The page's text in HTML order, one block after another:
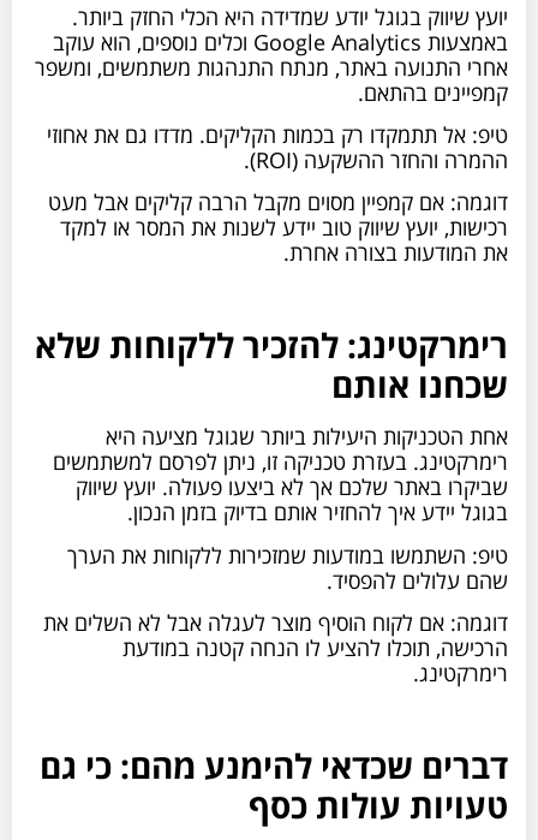
יועץ שיווק בגוגל יודע שמדידה היא הכלי החזק ביותר.
באמצעות Google Analytics וכלים נוספים, הוא עוקב
אחרי התנועה באתר, מנתח התנהגות משתמשים, ומשפר
קמפיינים בהתאם.
טיפ: אל תתמקדו רק בכמות הקליקים. מדדו גם את אחוזי
ההמרה והחזר ההשקעה (ROI).
דוגמה: אם קמפיין מסוים מקבל הרבה קליקים אבל מעט
רכישות, יועץ שיווק טוב יידע לשנות את המסר או למקד
את המודעות בצורה אחרת.
רימרקטינג: להזכיר ללקוחות שלא
שכחנו אותם
אחת הטכניקות היעילות ביותר שגוגל מציעה היא
רימרקטינג. בעזרת טכניקה זו, ניתן לפרסם למשתמשים
שביקרו באתר שלכם אך לא ביצעו פעולה. יועץ שיווק
בגוגל יידע איך להחזיר אותם בדיוק בזמן הנכון.
טיפ: השתמשו במודעות שמזכירות ללקוחות את הערך
שהם עלולים להפסיד.
דוגמה: אם לקוח הוסיף מוצר לעגלה אבל לא השלים את
הרכישה, תוכלו להציע לו הנחה קטנה במודעת
רימרקטינג.
דברים שכדאי להימנע מהם: כי גם
טעויות עולות כסף